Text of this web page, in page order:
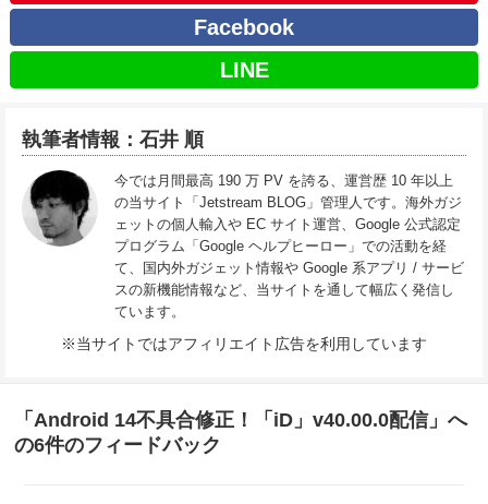
Facebook
LINE
執筆者情報：石井 順
今では月間最高 190 万 PV を誇る、運営歴 10 年以上
の当サイト「Jetstream BLOG」管理人です。海外ガジ
ェットの個人輸入や EC サイト運営、Google 公式認定
プログラム「Google ヘルプヒーロー」での活動を経
て、国内外ガジェット情報や Google 系アプリ / サービ
スの新機能情報など、当サイトを通して幅広く発信し
ています。
※当サイトではアフィリエイト広告を利用しています
「Android 14不具合修正！「iD」v40.00.0配信」へ
の6件のフィードバック